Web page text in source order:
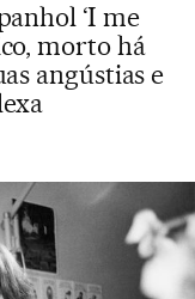
‘I me
morto há
angústias e